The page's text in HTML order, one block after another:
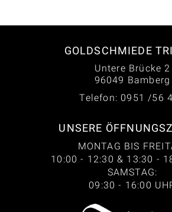
GOLDSCHMIEDE
Untere Brücke 2
96049 Bamberg
Telefon: 0951 /56
UNSERE
MONTAG BIS
10:00 - 12:30 & 13:30 -
SAMSTAG:
09:30 - 16:00